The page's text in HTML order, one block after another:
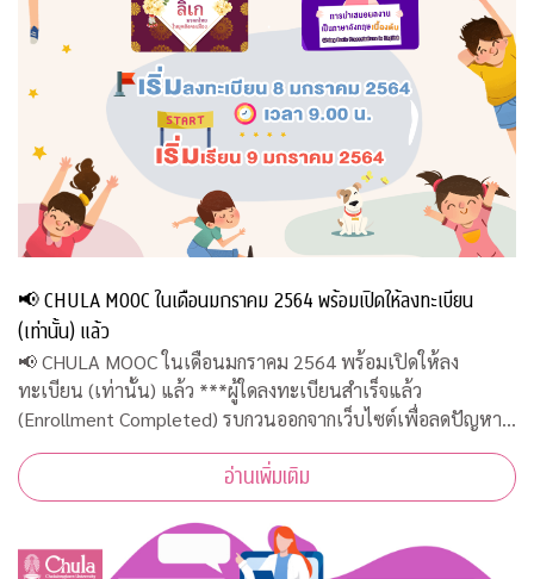
📢 CHULA MOOC ในเดือนมกราคม 2564 พร้อมเปิดให้ลงทะเบียน
(เท่านั้น) แล้ว
📢 CHULA MOOC ในเดือนมกราคม 2564 พร้อมเปิดให้ลง
ทะเบียน (เท่านั้น) แล้ว ***ผู้ใดลงทะเบียนสำเร็จแล้ว
(Enrollment Completed) รบกวนออกจากเว็บไซต์เพื่อลดปัญหา
ความหนาแน่น***
อ่านเพิ่มเติม